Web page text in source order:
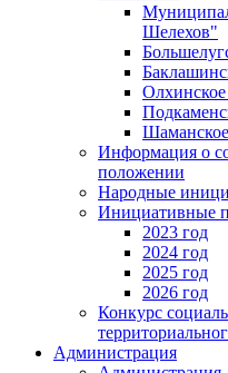
Шелехов"
Информация о
положении
Народные
Инициативные
2023 год
2024 год
2025 год
2026 год
Конкурс
Администрация